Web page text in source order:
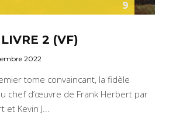
9
2 (VF)
2022
tome convaincant, la fidèle
chef d’œuvre de Frank Herbert par
et Kevin J...